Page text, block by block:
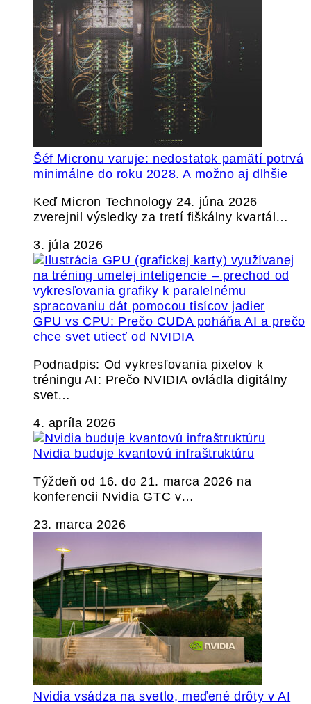
Šéf Micronu varuje: nedostatok pamätí potrvá
minimálne do roku 2028. A možno aj dlhšie
Keď Micron Technology 24. júna 2026
zverejnil výsledky za tretí fiškálny kvartál…
3. júla 2026
GPU vs CPU: Prečo CUDA poháňa AI a prečo
chce svet utiecť od NVIDIA
Podnadpis: Od vykresľovania pixelov k
tréningu AI: Prečo NVIDIA ovládla digitálny
svet…
4. apríla 2026
Nvidia buduje kvantovú infraštruktúru
Týždeň od 16. do 21. marca 2026 na
konferencii Nvidia GTC v…
23. marca 2026
Nvidia vsádza na svetlo, meďené drôty v AI